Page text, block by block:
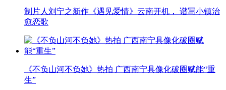
制片人刘宁之新作《遇见爱情》云南开机， 谱写小镇治
愈恋歌
《不负山河不负她》热拍 广西南宁具像化破圈赋能“重
生”